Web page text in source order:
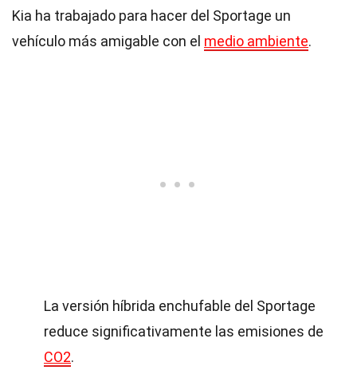
Kia ha trabajado para hacer del Sportage un
vehículo más amigable con el medio ambiente.
La versión híbrida enchufable del Sportage
reduce significativamente las emisiones de
CO2.